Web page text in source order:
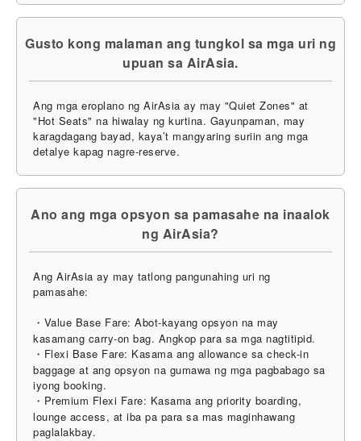
Gusto kong malaman ang tungkol sa mga uri ng
upuan sa AirAsia.
Ang mga eroplano ng AirAsia ay may "Quiet Zones" at
"Hot Seats" na hiwalay ng kurtina. Gayunpaman, may
karagdagang bayad, kaya’t mangyaring suriin ang mga
detalye kapag nagre-reserve.
Ano ang mga opsyon sa pamasahe na inaalok
ng AirAsia?
Ang AirAsia ay may tatlong pangunahing uri ng
pamasahe:
・Value Base Fare: Abot-kayang opsyon na may
kasamang carry-on bag. Angkop para sa mga nagtitipid.
・Flexi Base Fare: Kasama ang allowance sa check-in
baggage at ang opsyon na gumawa ng mga pagbabago sa
iyong booking.
・Premium Flexi Fare: Kasama ang priority boarding,
lounge access, at iba pa para sa mas maginhawang
paglalakbay.